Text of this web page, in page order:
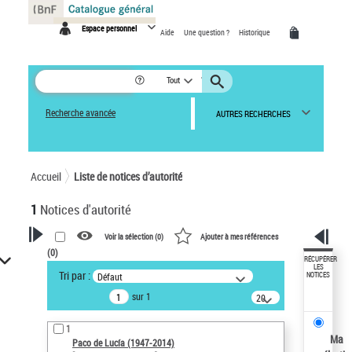
Espace personnel Aide Une question ? Historique
Tout
Recherche avancée AUTRES RECHERCHES
Accueil Liste de notices d’autorité
1 Notices d'autorité
VOTRE RECHERCHE
Recherche avancée dans les
notices d’autorité
Œuvres liées à l'auteur :
Paco de Lucía (1947-2014)
Voir la sélection (0) Ajouter à mes références
(0)
Tri par : Défaut
sur 1
20
résultats/page
1
Paco de Lucía (1947-2014)
RÉCUPÉRER
LES
NOTICES
Ma
Panneau de gestion des cookies